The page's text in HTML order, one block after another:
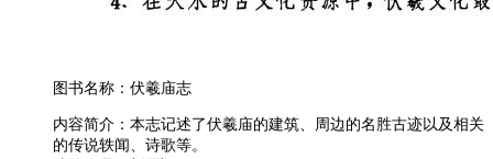
图书名称：伏羲庙志
内容简介：本志记述了伏羲庙的建筑、周边的名胜古迹以及相关
的传说轶闻、诗歌等。